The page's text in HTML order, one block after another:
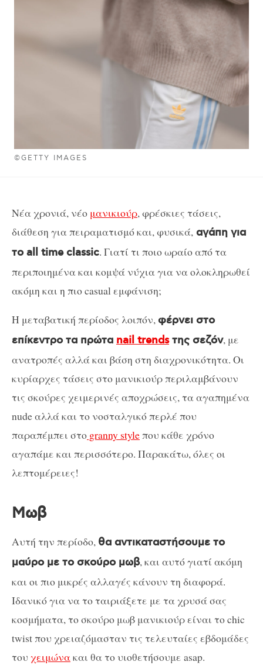
©GETTY IMAGES
Νέα χρονιά, νέο μανικιούρ, φρέσκιες τάσεις,
διάθεση για πειραματισμό και, φυσικά, αγάπη για
τo all time classic. Γιατί τι ποιο ωραίο από τα
περιποιημένα και κομψά νύχια για να ολοκληρωθεί
ακόμη και η πιο casual εμφάνιση;
Η μεταβατική περίοδος λοιπόν,φέρνει στο
επίκεντρο τα πρώτα nail trendsτης σεζόν, με
ανατροπές αλλά και βάση στη διαχρονικότητα. Οι
κυρίαρχες τάσεις στο μανικιούρ περιλαμβάνουν
τις σκούρες χειμερινές αποχρώσεις, τα αγαπημένα
nude αλλά και το νοσταλγικό περλέ που
παραπέμπει στο granny styleπου κάθε χρόνο
αγαπάμε και περισσότερο. Παρακάτω, όλες οι
λεπτομέρειες!
Μωβ
Αυτή την περίοδο, θα αντικαταστήσουμε το
μαύρο με το σκούρο μωβ, και αυτό γιατί ακόμη
και οι πιο μικρές αλλαγές κάνουν τη διαφορά.
Ιδανικό για να το ταιριάξετε με τα χρυσά σας
κοσμήματα, το σκούρο μωβ μανικιούρ είναι το chic
twist που χρειαζόμασταν τις τελευταίες εβδομάδες
του χειμώνακαι θα το υιοθετήσουμε asap.